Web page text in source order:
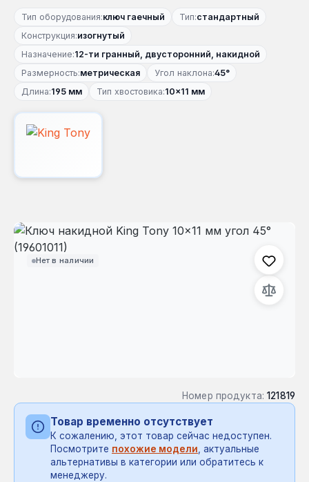
Тип оборудования:ключ гаечный Тип:стандартный
Конструкция:изогнутый
Назначение:12-ти гранный, двусторонний, накидной
Размерность:метрическая Угол наклона:45°
Длина:195 мм Тип хвостовика:10×11 мм
Нет в наличии
Пропустить галерею изображений
Номер продукта: 121819
Товар временно отсутствует
К сожалению, этот товар сейчас недоступен.
Посмотрите похожие модели, актуальные
альтернативы в категории или обратитесь к
менеджеру.